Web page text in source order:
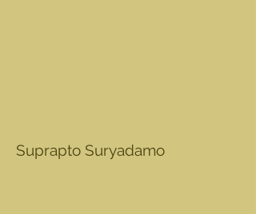
Suprapto Suryadamo